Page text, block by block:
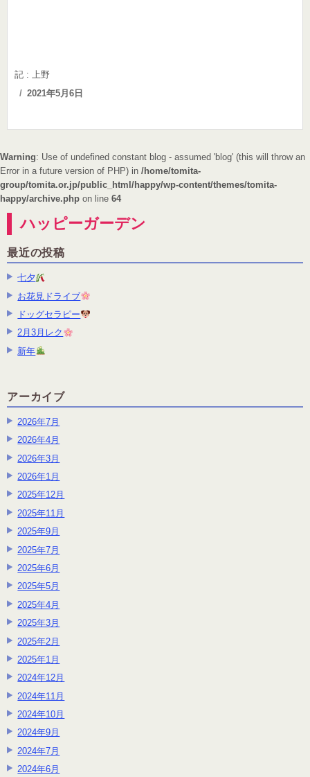
記 : 上野
Posted
2021年5月6日
Warning: Use of undefined constant blog - assumed 'blog' (this will throw an
Error in a future version of PHP) in /home/tomita-
group/tomita.or.jp/public_html/happy/wp-content/themes/tomita-
happy/archive.php on line 64
ハッピーガーデン
最近の投稿
七夕
お花見ドライブ
ドッグセラピー
2月3月レク
新年
アーカイブ
2026年7月
2026年4月
2026年3月
2026年1月
2025年12月
2025年11月
2025年9月
2025年7月
2025年6月
2025年5月
2025年4月
2025年3月
2025年2月
2025年1月
2024年12月
2024年11月
2024年10月
2024年9月
2024年7月
2024年6月